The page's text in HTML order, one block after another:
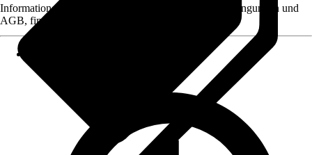
Informationen des Verkäufers, wie z. B. Rückgabebedingungen und
AGB, finden Sie bei Klick auf den Verkäufernamen.